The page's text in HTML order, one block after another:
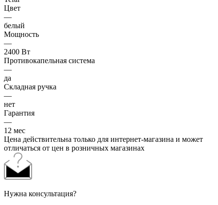
Цвет
—
белый
Мощность
—
2400 Вт
Противокапельная система
—
да
Складная ручка
—
нет
Гарантия
—
12 мес
Цена действительна только для интернет-магазина и может
отличаться от цен в розничных магазинах
Нужна консультация?